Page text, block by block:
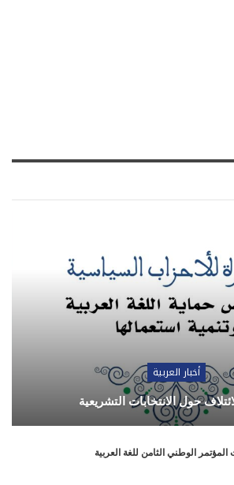
أخبار العربية
حول الانتخابات التشريعية
المؤتمر الوطني الثامن للغة العربية